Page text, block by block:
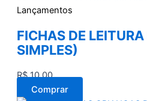
Lançamentos
FICHAS DE
SIMPLES)
R$10,00
Comprar